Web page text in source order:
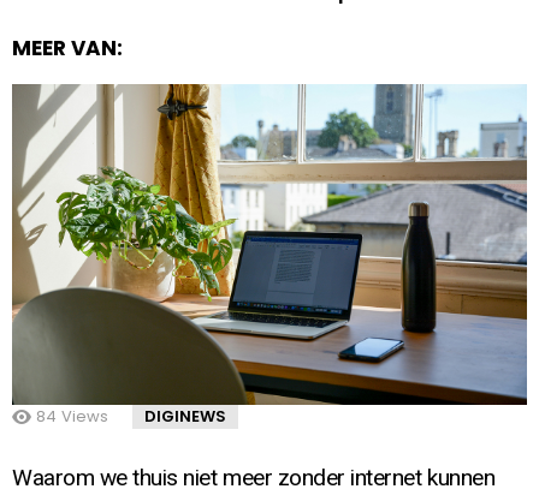
MEER VAN:
84 Views DIGINEWS
Waarom we thuis niet meer zonder internet kunnen